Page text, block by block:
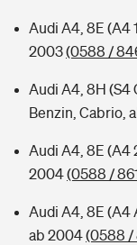
Audi A4, 8E (A4
2003(0588 /
Audi A4, 8H (S4
Benzin, Cabrio,
Audi A4, 8E (A4
2004(0588 /
Audi A4, 8E (A4
ab 2004(0588 /